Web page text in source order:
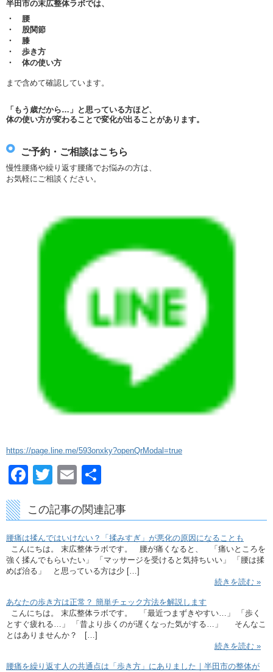
半田市の末広整体ラボでは、
・ 腰
・ 股関節
・ 膝
・ 歩き方
・ 体の使い方
まで含めて確認しています。
「もう歳だから…」と思っている方ほど、
体の使い方が変わることで変化が出ることがあります。
ご予約・ご相談はこちら
慢性腰痛や繰り返す腰痛でお悩みの方は、
お気軽にご相談ください。
https://page.line.me/593onxky?openQrModal=true
Facebook
TwitterEmail
この記事の関連記事
腰痛は揉んではいけない？「揉みすぎ」が悪化の原因になることも
こんにちは。 末広整体ラボです。 腰が痛くなると、 「痛いところを
強く揉んでもらいたい」 「マッサージを受けると気持ちいい」 「腰は揉
めば治る」 と思っている方は少 […]
続きを読む »
あなたの歩き方は正常？ 簡単チェック方法を解説します
こんにちは。 末広整体ラボです。 「最近つまずきやすい…」 「歩く
とすぐ疲れる…」 「昔より歩くのが遅くなった気がする…」 そんなこ
とはありませんか？ […]
続きを読む »
腰痛を繰り返す人の共通点は「歩き方」にありました｜半田市の整体が